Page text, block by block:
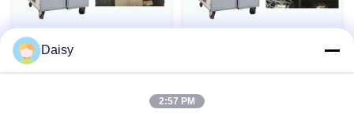
새로운
모터 고정자를 위한
SMT 자동적인 감기 삽입 및
편류 기계
역 턴테이블
Daisy
2:57 PM